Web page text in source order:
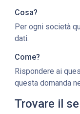
Cosa?
Per ogni società
dati.
Come?
Rispondere ai
questa domanda
Trovare il